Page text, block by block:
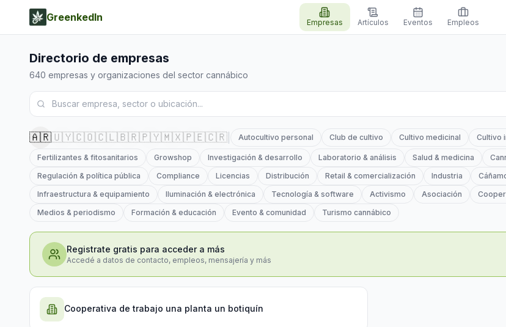
GreenkedIn Empresas Artículos Eventos Empleos
Directorio de empresas
640 empresas y organizaciones del sector cannábico
🇦🇷🇺🇾🇨🇴🇨🇱🇧🇷🇵🇾🇲🇽🇵🇪🇨🇷 Autocultivo personal Club de cultivo Cultivo medicinal Cultivo
Fertilizantes & fitosanitarios Growshop Investigación & desarrollo Laboratorio & análisis Salud & medicina
Regulación & política pública
Compliance Licencias Distribución Retail & comercialización Industria
Infraestructura & equipamiento
Iluminación & electrónica Tecnología & software Activismo Asociación
Medios & periodismo
Formación & educación Evento & comunidad Turismo cannábico
Registrate gratis para acceder a más
Accedé a datos de contacto, empleos, mensajería y más
Cooperativa de trabajo una planta un botiquín